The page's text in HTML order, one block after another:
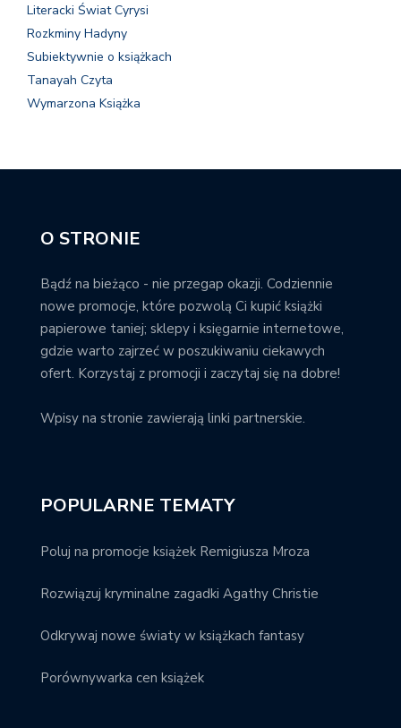
Literacki Świat Cyrysi
Rozkminy Hadyny
Subiektywnie o książkach
Tanayah Czyta
Wymarzona Książka
O STRONIE
Bądź na bieżąco - nie przegap okazji. Codziennie
nowe promocje, które pozwolą Ci kupić książki
papierowe taniej; sklepy i księgarnie internetowe,
gdzie warto zajrzeć w poszukiwaniu ciekawych
ofert. Korzystaj z promocji i zaczytaj się na dobre!
Wpisy na stronie zawierają linki partnerskie.
POPULARNE TEMATY
Poluj na promocje książek Remigiusza Mroza
Rozwiązuj kryminalne zagadki Agathy Christie
Odkrywaj nowe światy w książkach fantasy
Porównywarka cen książek